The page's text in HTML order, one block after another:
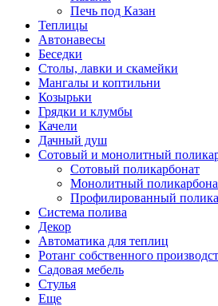
Печь под Казан
Теплицы
Автонавесы
Беседки
Столы, лавки и скамейки
Мангалы и коптильни
Козырьки
Грядки и клумбы
Качели
Дачный душ
Сотовый и монолитный
Сотовый поликарбонат
Монолитный
Профилированный
Система полива
Декор
Автоматика для теплиц
Ротанг собственного
Садовая мебель
Стулья
Еще